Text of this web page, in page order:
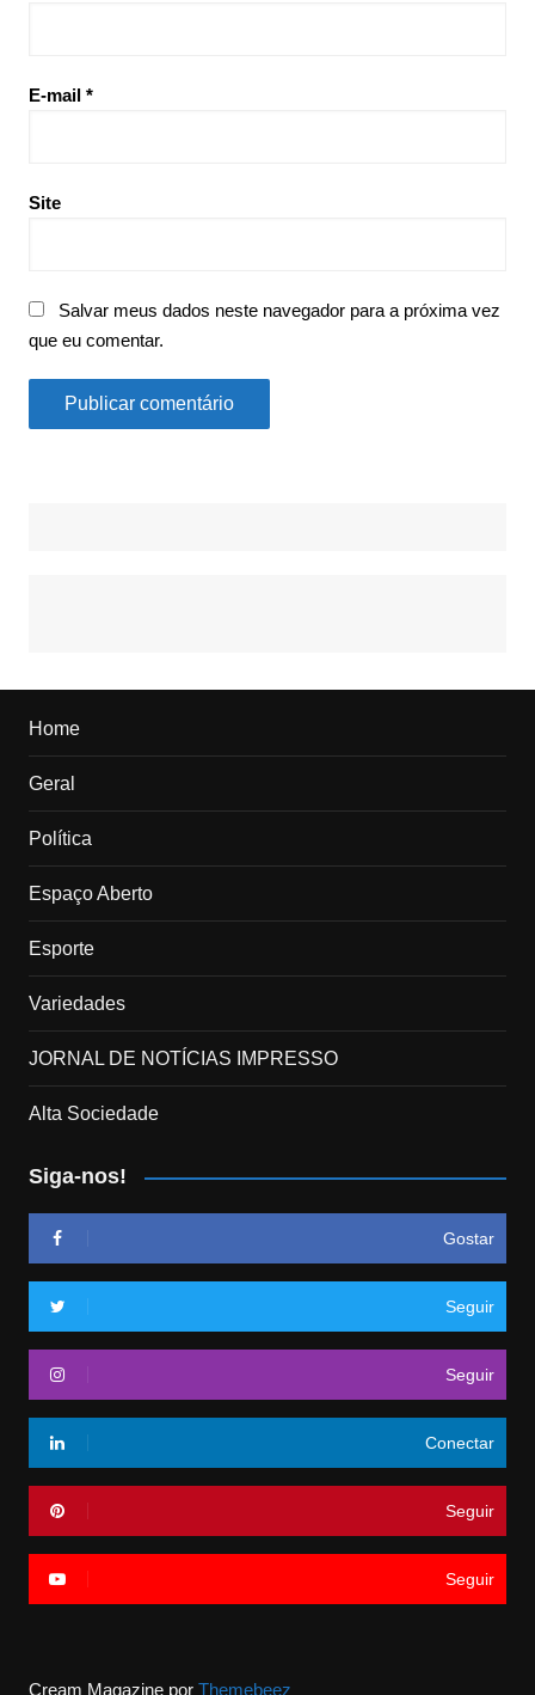
E-mail *
Site
Salvar meus dados neste navegador para a próxima vez
que eu comentar.
Home
Geral
Política
Espaço Aberto
Esporte
Variedades
JORNAL DE NOTÍCIAS IMPRESSO
Alta Sociedade
Siga-nos!
Gostar
Seguir
Seguir
Conectar
Seguir
Seguir
Cream Magazine por Themebeez